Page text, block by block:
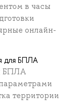
в часы
онлайн-
для БПЛА
БПЛА
территории